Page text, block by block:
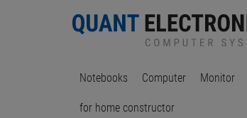
Notebooks Computer Monitor
for home constructor